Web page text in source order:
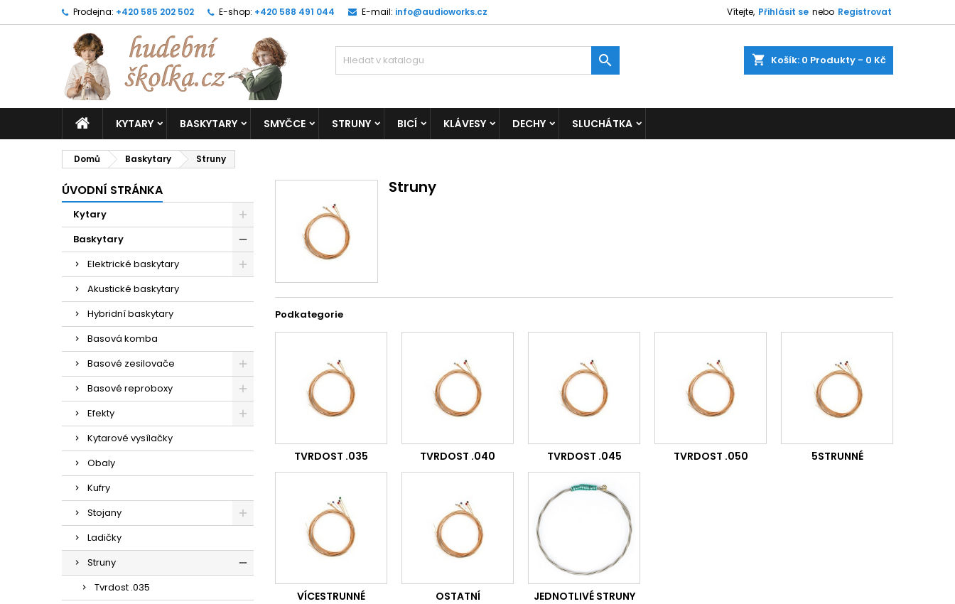
Prodejna: +420 585 202 502 E-shop: +420 588 491 044 E-mail: info@audioworks.cz Vítejte, Přihlásit se nebo Registrovat
shopping_cart Košík: 0 Produkty - 0 Kč

KYTARY BASKYTARY SMYČCE STRUNY BICÍ KLÁVESY DECHY SLUCHÁTKA
Domů Baskytary Struny
ÚVODNÍ STRÁNKA
Kytary
Baskytary
Elektrické baskytary
Akustické baskytary
Hybridní baskytary
Basová komba
Basové zesilovače
Basové reproboxy
Efekty
Kytarové vysílačky
Obaly
Kufry
Stojany
Ladičky
Struny
Tvrdost .035
Struny
Podkategorie
TVRDOST .035 TVRDOST .040 TVRDOST .045 TVRDOST .050 5STRUNNÉ
VÍCESTRUNNÉ OSTATNÍ JEDNOTLIVÉ STRUNY